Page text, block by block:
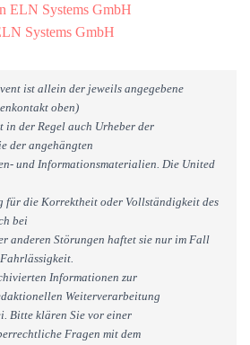
ELN Systems GmbH
Systems GmbH
ist allein der jeweils angegebene
oben)
der Regel auch Urheber der
der angehängten
und Informationsmaterialien. Die United
für die Korrektheit oder Vollständigkeit des
bei
anderen Störungen haftet sie nur im Fall
Informationen zur
Weiterverarbeitung
Bitte klären Sie vor einer
Fragen mit dem